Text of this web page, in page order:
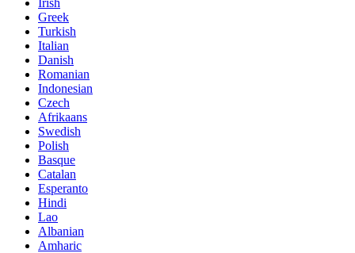
Irish
Greek
Turkish
Italian
Danish
Romanian
Indonesian
Czech
Afrikaans
Swedish
Polish
Basque
Catalan
Esperanto
Hindi
Lao
Albanian
Amharic